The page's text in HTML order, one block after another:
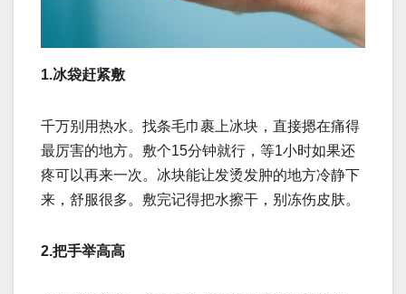
1.冰袋赶紧敷
千万别用热水。找条毛巾裹上冰块，直接摁在痛得
最厉害的地方。敷个15分钟就行，等1小时如果还
疼可以再来一次。冰块能让发烫发肿的地方冷静下
来，舒服很多。敷完记得把水擦干，别冻伤皮肤。
2.把手举高高